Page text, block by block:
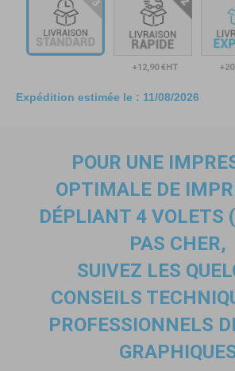
+12,90 €HT
Expédition estimée le : 11/08/2026
POUR UNE
OPTIMALE DE
DÉPLIANT 4 VOLETS
PAS CHER,
SUIVEZ LES
CONSEILS
PROFESSIONNELS